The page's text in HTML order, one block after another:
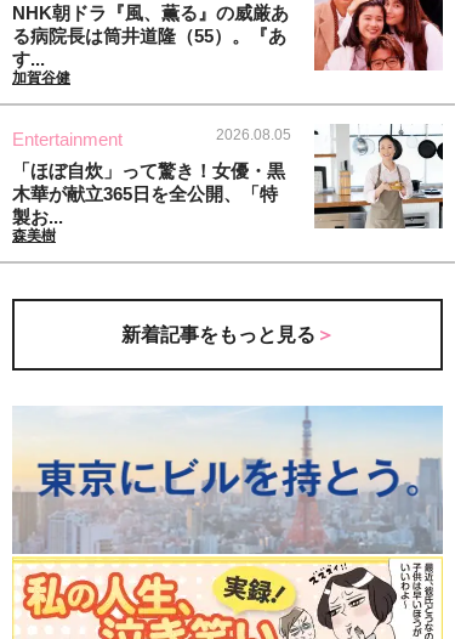
NHK朝ドラ『風、薫る』の威厳あ
る病院長は筒井道隆（55）。『あ
す...
加賀谷健
Entertainment 2026.08.05
「ほぼ自炊」って驚き！女優・黒
木華が献立365日を全公開、「特
製お...
森美樹
新着記事をもっと見る